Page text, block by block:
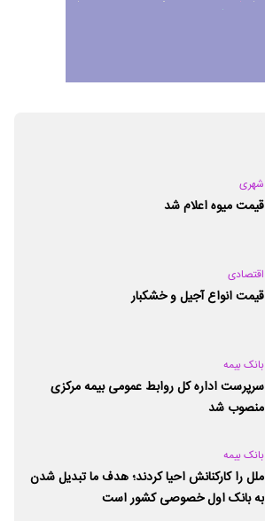
شهری
قیمت میوه اعلام شد
اقتصادی
قیمت انواع آجیل و خشکبار
بانک بیمه
سرپرست اداره کل روابط عمومی بیمه مرکزی
منصوب شد
بانک بیمه
ملل را کارکنانش احیا کردند؛ هدف ما تبدیل شدن
به بانک اول خصوصی کشور است